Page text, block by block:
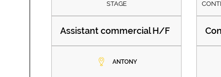
STAGE
Assistant commercial H/F
ANTONY